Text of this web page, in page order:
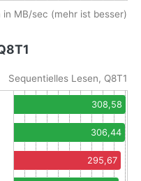
in MB/sec (mehr ist besser)
Sequentielles Lesen, Q8T1
308,58
306,44
295,67